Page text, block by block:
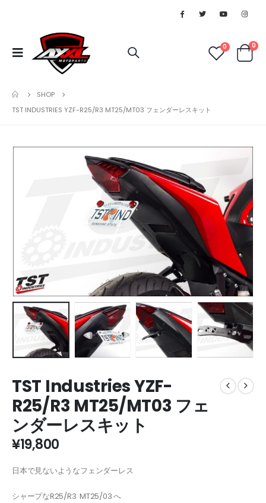
0 0
SHOP
TST INDUSTRIES YZF-R25/R3 MT25/MT03 フェンダーレスキット
TST Industries YZF-
R25/R3 MT25/MT03 フェ
ンダーレスキット
¥19,800
日本で見ないようなフェンダーレス
シャープなR25/R3 MT25/03 へ